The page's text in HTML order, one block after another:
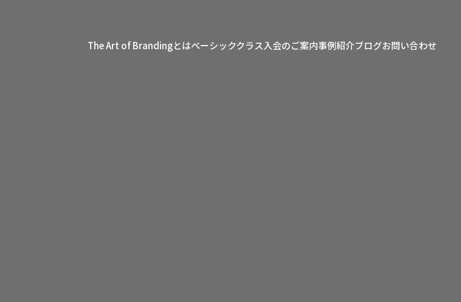
The Art of Brandingとはベーシッククラス入会のご案内事例紹介ブログお問い合わせ